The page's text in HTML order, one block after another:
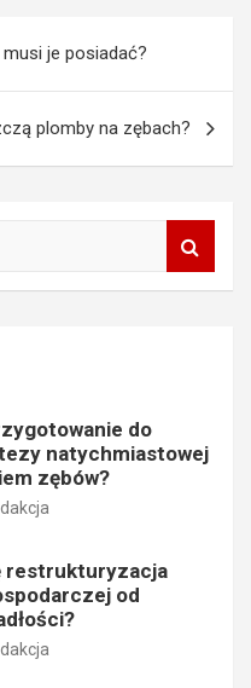
je posiadać?
plomby na zębach?
do
natychmiastowej
zębów?
restrukturyzacja
od